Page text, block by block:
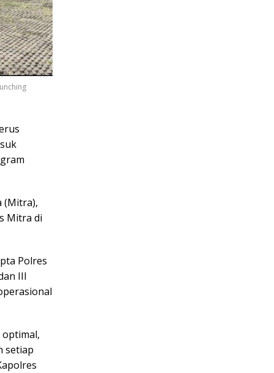
(Mitra),
Mitra di
Polres
III
optimal,
setiap